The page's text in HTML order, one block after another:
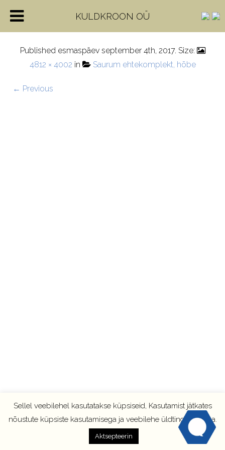
5862-15-000-3
Published esmaspäev september 4th, 2017. Size:
4812 × 4002 in Saurum ehtekomplekt, hõbe
← Previous
Sellel veebilehel kasutatakse küpsiseid, Kasutamist jätkates
nõustute küpsiste kasutamisega ja veebilehe üldtingimustega.
Aktsepteerin
KULDKROON OÜ